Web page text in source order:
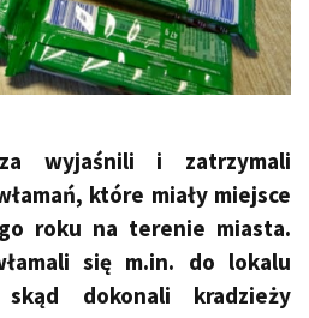
wyjaśnili i zatrzymali
które miały miejsce
roku na terenie miasta.
się m.in. do lokalu
skąd dokonali kradzieży